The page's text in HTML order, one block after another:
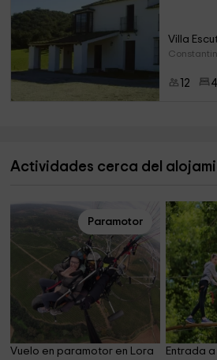
Villa
12 4
Actividades cerca del
Paramotor
Vuelo en paramotor en Lora Entrada